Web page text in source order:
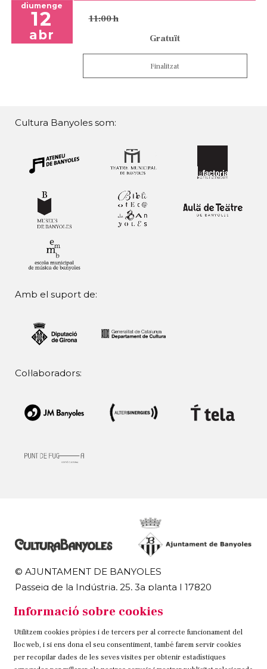
diumenge
12
abr
11:00 h
Gratuït
Finalitzat
Cultura Banyoles som:
Amb el suport de:
Col·laboradors:
© AJUNTAMENT DE BANYOLES
Passeig de la Indústria, 25, 3a planta | 17820
972 58 18 48 | 972 57 00 50
Sitemap Avís Legal Ús de Cookies Contacteu
Informació sobre cookies
Utilitzem cookies pròpies i de tercers per al correcte funcionament del
lloc web, i si ens dona el seu consentiment, també farem servir cookies
per recopilar dades de les seves visites per obtenir estadístiques